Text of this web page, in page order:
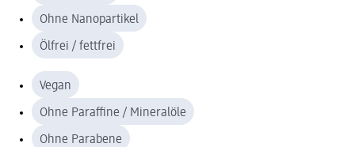
Ohne Nanopartikel
Ölfrei / fettfrei
Vegan
Ohne Paraffine / Mineralöle
Ohne Parabene